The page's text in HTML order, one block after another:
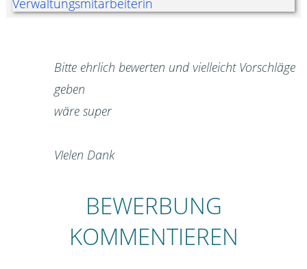
Bitte ehrlich bewerten und vielleicht Vorschläge
geben
wäre super
VIelen Dank
BEWERBUNG
KOMMENTIEREN